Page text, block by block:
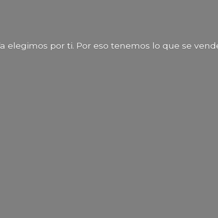
elegimos por ti. Por eso tenemos lo que se